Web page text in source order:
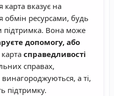
карта вказує на
обмін ресурсами, будь
підтримка. Вона може
допомогу, або
справедливості
справах,
а ті,
підтримку.